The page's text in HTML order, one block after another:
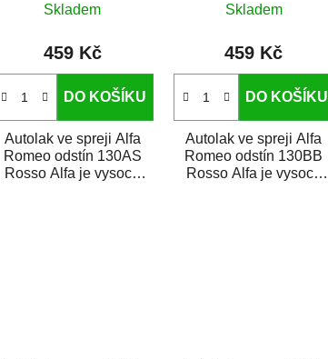
Skladem
459 Kč
DO KOŠÍKU
Autolak ve spreji Alfa
Romeo odstín 130AS
Rosso Alfa je vysoce
Skladem
459 Kč
DO KOŠÍKU
Autolak ve spreji Alfa
Romeo odstín 130BB
Rosso Alfa je vysoce